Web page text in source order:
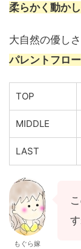
柔らかく動か
大自然の優し
パレントフロ
TOP
MIDDLE
LAST
もぐら嫁